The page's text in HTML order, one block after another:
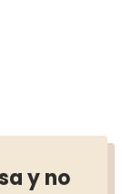
y no